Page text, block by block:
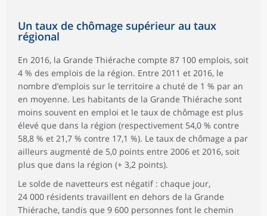
Un taux de chômage supérieur au taux
régional
En 2016, la Grande Thiérache compte 87 100 emplois, soit
4 % des emplois de la région. Entre 2011 et 2016, le
nombre d’emplois sur le territoire a chuté de 1 % par an
en moyenne. Les habitants de la Grande Thiérache sont
moins souvent en emploi et le taux de chômage est plus
élevé que dans la région (respectivement 54,0 % contre
58,8 % et 21,7 % contre 17,1 %). Le taux de chômage a par
ailleurs augmenté de 5,0 points entre 2006 et 2016, soit
plus que dans la région (+ 3,2 points).
Le solde de navetteurs est négatif : chaque jour,
24 000 résidents travaillent en dehors de la Grande
Thiérache, tandis que 9 600 personnes font le chemin